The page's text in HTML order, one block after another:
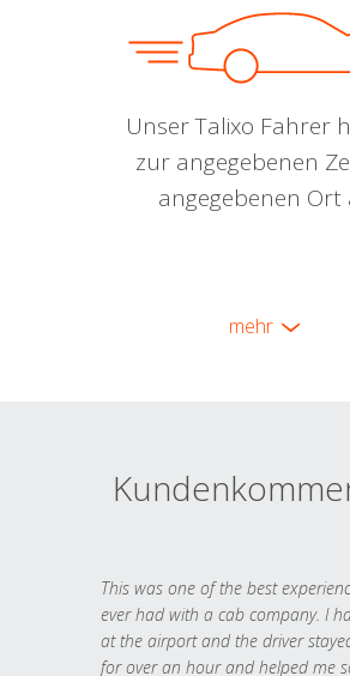
Unser Talixo Fahrer
zur angegebenen
angegebenen Ort
mehr
This was one of the best
ever had with a cab company. I
at the airport and the driver
for over an hour and helped me